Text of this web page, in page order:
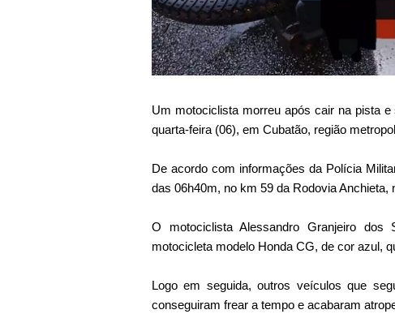
Um motociclista morreu após cair na pista
quarta-feira (06), em Cubatão, região
De acordo com informações da Polícia
das 06h40m, no km 59 da Rodovia Anchieta,
O motociclista Alessandro Granjeiro
motocicleta modelo Honda CG, de cor azul,
Logo em seguida, outros veículos que
conseguiram frear a tempo e acabaram